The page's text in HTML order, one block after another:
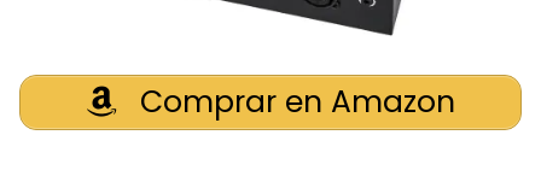
Comprar en Amazon